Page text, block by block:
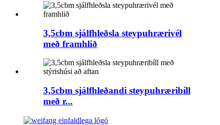
3,5cbm sjálfhleðsla steypuhrærivél
með framhlið
3,5cbm sjálfhleðandi steypuhræribíll
með r...